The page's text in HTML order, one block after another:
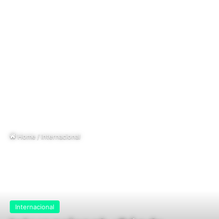
Home/Internacional
Internacional